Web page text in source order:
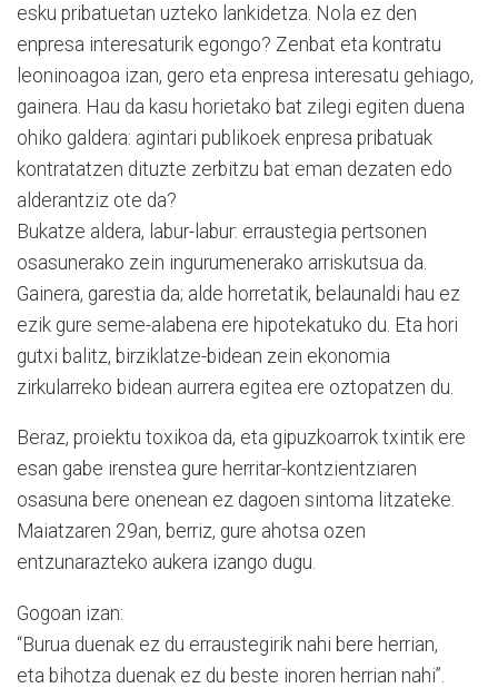
esku pribatuetan uzteko lankidetza. Nola ez den
enpresa interesaturik egongo? Zenbat eta kontratu
leoninoagoa izan, gero eta enpresa interesatu gehiago,
gainera. Hau da kasu horietako bat zilegi egiten duena
ohiko galdera: agintari publikoek enpresa pribatuak
kontratatzen dituzte zerbitzu bat eman dezaten edo
alderantziz ote da?
Bukatze aldera, labur-labur: erraustegia pertsonen
osasunerako zein ingurumenerako arriskutsua da.
Gainera, garestia da; alde horretatik, belaunaldi hau ez
ezik gure seme-alabena ere hipotekatuko du. Eta hori
gutxi balitz, birziklatze-bidean zein ekonomia
zirkularreko bidean aurrera egitea ere oztopatzen du.
Beraz, proiektu toxikoa da, eta gipuzkoarrok txintik ere
esan gabe irenstea gure herritar-kontzientziaren
osasuna bere onenean ez dagoen sintoma litzateke.
Maiatzaren 29an, berriz, gure ahotsa ozen
entzunarazteko aukera izango dugu.
Gogoan izan:
“Burua duenak ez du erraustegirik nahi bere herrian,
eta bihotza duenak ez du beste inoren herrian nahi”.